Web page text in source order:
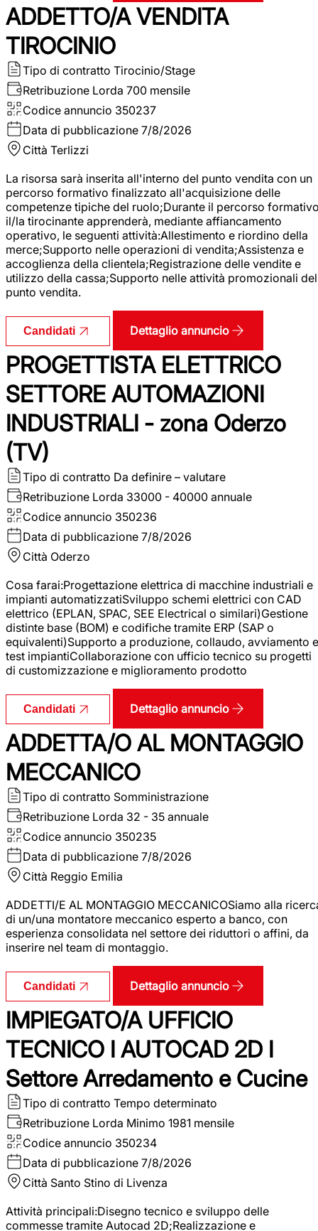
ADDETTO/A VENDITA
TIROCINIO
Tipo di contratto Tirocinio/Stage
Retribuzione Lorda 700 mensile
Codice annuncio 350237
Data di pubblicazione 7/8/2026
Città Terlizzi
La risorsa sarà inserita all'interno del punto vendita con un
percorso formativo finalizzato all'acquisizione delle
competenze tipiche del ruolo;Durante il percorso
il/la tirocinante apprenderà, mediante affiancamento
operativo, le seguenti attività:Allestimento e riordino della
merce;Supporto nelle operazioni di vendita;Assistenza e
accoglienza della clientela;Registrazione delle vendite e
utilizzo della cassa;Supporto nelle attività promozionali del
punto vendita.
Candidati Dettaglio annuncio
PROGETTISTA ELETTRICO
SETTORE AUTOMAZIONI
INDUSTRIALI - zona Oderzo
(TV)
Tipo di contratto Da definire – valutare
Retribuzione Lorda 33000 - 40000 annuale
Codice annuncio 350236
Data di pubblicazione 7/8/2026
Città Oderzo
Cosa farai:Progettazione elettrica di macchine industriali e
impianti automatizzatiSviluppo schemi elettrici con CAD
elettrico (EPLAN, SPAC, SEE Electrical o similari)Gestione
distinte base (BOM) e codifiche tramite ERP (SAP o
equivalenti)Supporto a produzione, collaudo, avviamento e
test impiantiCollaborazione con ufficio tecnico su progetti
di customizzazione e miglioramento prodotto
Candidati Dettaglio annuncio
ADDETTA/O AL MONTAGGIO
MECCANICO
Tipo di contratto Somministrazione
Retribuzione Lorda 32 - 35 annuale
Codice annuncio 350235
Data di pubblicazione 7/8/2026
Città Reggio Emilia
ADDETTI/E AL MONTAGGIO MECCANICOSiamo alla
di un/una montatore meccanico esperto a banco, con
esperienza consolidata nel settore dei riduttori o affini, da
inserire nel team di montaggio.
Candidati Dettaglio annuncio
IMPIEGATO/A UFFICIO
TECNICO I AUTOCAD 2D I
Settore Arredamento e Cucine
Tipo di contratto Tempo determinato
Retribuzione Lorda Minimo 1981 mensile
Codice annuncio 350234
Data di pubblicazione 7/8/2026
Città Santo Stino di Livenza
Attività principali:Disegno tecnico e sviluppo delle
commesse tramite Autocad 2D;Realizzazione e